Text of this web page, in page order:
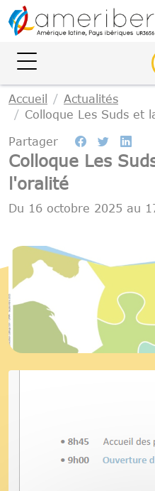
Accueil
Actualités
Colloque Les Suds et
Partager
Colloque Les
l'oralité
Du 16 octobre 2025 au
Gestion des cookies